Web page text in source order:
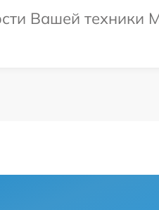
Вашей техники